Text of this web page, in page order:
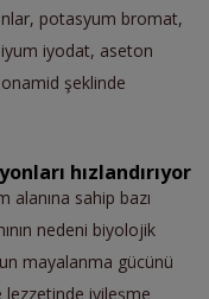
potasyum bromat,
iyodat, aseton
şeklinde
hızlandırıyor
alanına sahip bazı
nedeni biyolojik
mayalanma gücünü
iyileşme